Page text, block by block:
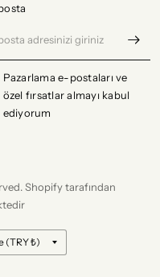
Pazarlama e-postaları ve
özel fırsatlar almayı kabul
ediyorum
Shopify tarafından
Ülke/bölge
bilgisini